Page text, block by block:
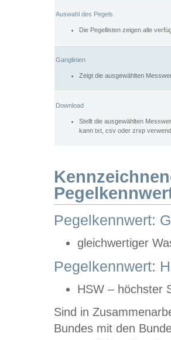
Auswahl des Pegels
Die Pegellisten zeigen alle
Ganglinien
Zeigt die ausgewählten
Download
Stellt die ausgewählten
kann txt, csv oder zrxp
Pegelkennwert:
gleichwertiger
Pegelkennwert:
HSW – höchster
Sind in
Bundes mit den